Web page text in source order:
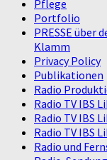
Pflege
Portfolio
PRESSE über
Klamm
Privacy Policy
Publikationen
Radio
Radio TV IBS
Radio TV IBS
Radio TV IBS
Radio und